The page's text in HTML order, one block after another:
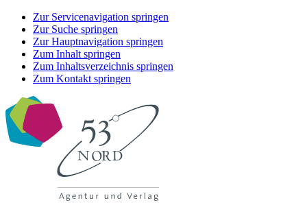
Zur Servicenavigation springen
Zur Suche springen
Zur Hauptnavigation springen
Zum Inhalt springen
Zum Inhaltsverzeichnis springen
Zum Kontakt springen